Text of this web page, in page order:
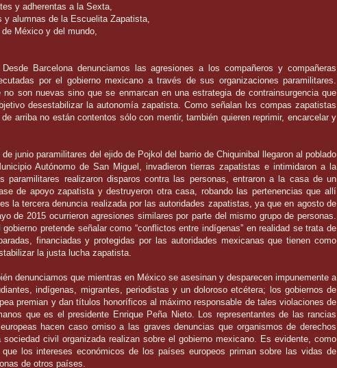
y adherentas a la Sexta,
y alumnas de la Escuelita Zapatista,
México y del mundo,
Desde Barcelona denunciamos las agresiones a los compañeros y compañeras
por el gobierno mexicano a través de sus organizaciones paramilitares.
no son nuevas sino que se enmarcan en una estrategia de contrainsurgencia que
desestabilizar la autonomía zapatista. Como señalan lxs compas zapatistas
arriba no están contentos sólo con mentir, también quieren reprimir, encarcelar y
de junio paramilitares del ejido de Pojkol del barrio de Chiquinibal llegaron al poblado
Autónomo de San Miguel, invadieron tierras zapatistas e intimidaron a la
paramilitares realizaron disparos contra las personas, entraron a la casa de un
de apoyo zapatista y destruyeron otra casa, robando las pertenencias que allí
la tercera denuncia realizada por las autoridades zapatistas, ya que en agosto de
de 2015 ocurrieron agresiones similares por parte del mismo grupo de personas.
pretende señalar como “conflictos entre indígenas” en realidad se trata de
financiadas y protegidas por las autoridades mexicanas que tienen como
la justa lucha zapatista.
denunciamos que mientras en México se asesinan y desparecen impunemente a
indígenas, migrantes, periodistas y un doloroso etcétera; los gobiernos de
premian y dan títulos honoríficos al máximo responsable de tales violaciones de
que es el presidente Enrique Peña Nieto. Los representantes de las rancias
hacen caso omiso a las graves denuncias que organismos de derechos
sociedad civil organizada realizan sobre el gobierno mexicano. Es evidente, como
los intereses económicos de los países europeos priman sobre las vidas de
de otros países.